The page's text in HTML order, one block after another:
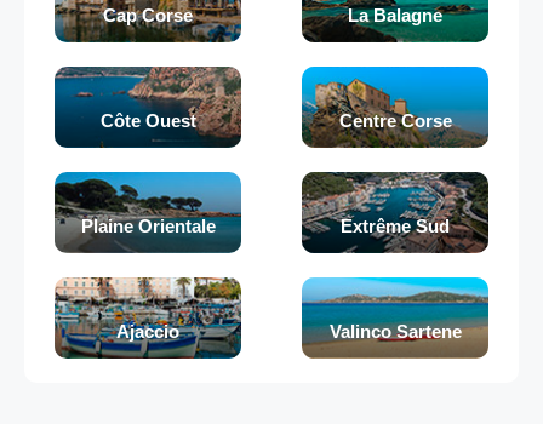
Cap Corse La Balagne
Côte Ouest Centre Corse
Plaine Orientale Extrême Sud
Ajaccio Valinco Sartene